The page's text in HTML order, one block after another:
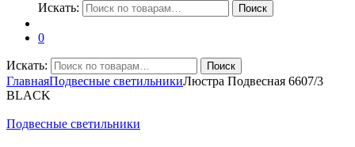
Искать:
Поиск
0
Искать: Поиск
ГлавнаяПодвесные светильникиЛюстра Подвесная 6607/3
BLACK
Подвесные светильники